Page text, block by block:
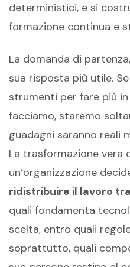
deterministici, e si
formazione continua e
La domanda di
sua risposta più utile.
strumenti per fare più
facciamo, staremo
guadagni saranno reali
La trasformazione vera
un’organizzazione
ridistribuire il lavoro
quali fondamenta
scelta, entro quali
soprattutto, quali